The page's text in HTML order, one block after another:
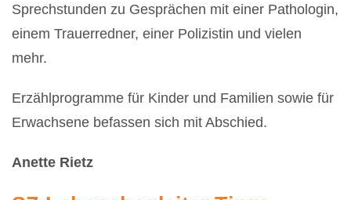
Sprechstunden zu Gesprächen mit einer Pathologin,
einem Trauerredner, einer Polizistin und vielen
mehr.
Erzählprogramme für Kinder und Familien sowie für
Erwachsene befassen sich mit Abschied.
Anette Rietz